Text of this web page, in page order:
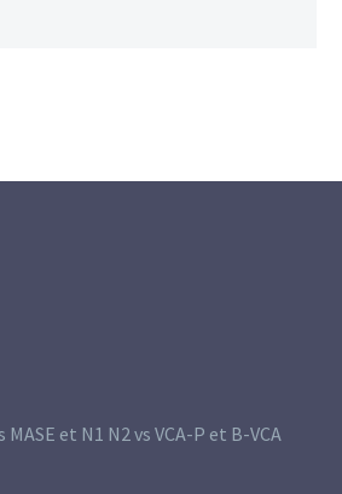
et N1 N2 vs VCA-P et B-VCA